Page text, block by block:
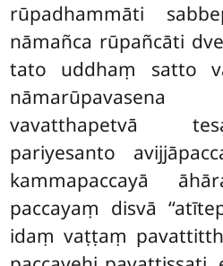
rūpadhammāti
nāmañca rūpañcāti
tato uddhaṃ satto
nāmarūpavasena
vavatthapetvā
pariyesanto
kammapaccayā
paccayaṃ disvā
idaṃ vaṭṭaṃ